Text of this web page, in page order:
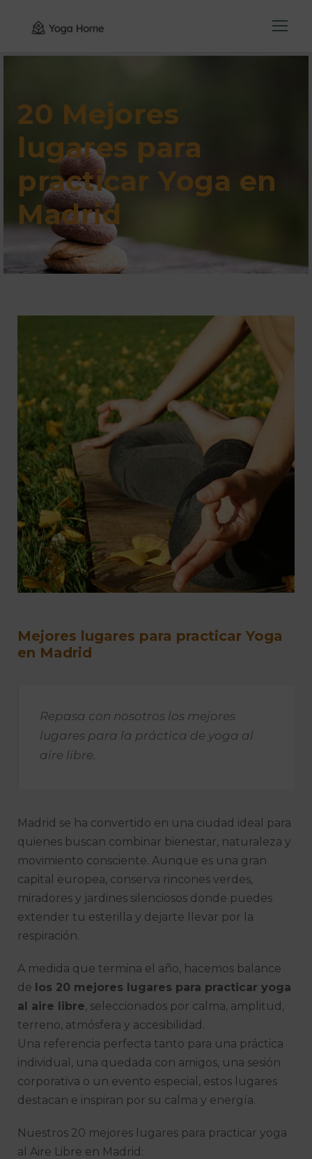
20 Mejores
lugares para
practicar Yoga en
Madrid
Mejores lugares para practicar Yoga
en Madrid
Repasa con nosotros los mejores
lugares para la práctica de yoga al
aire libre.
Madrid se ha convertido en una ciudad ideal para
quienes buscan combinar bienestar, naturaleza y
movimiento consciente. Aunque es una gran
capital europea, conserva rincones verdes,
miradores y jardines silenciosos donde puedes
extender tu esterilla y dejarte llevar por la
respiración.
A medida que termina el año, hacemos balance
de los 20 mejores lugares para practicar yoga
al aire libre, seleccionados por calma, amplitud,
terreno, atmósfera y accesibilidad.
Una referencia perfecta tanto para una práctica
individual, una quedada con amigos, una sesión
corporativa o un evento especial, estos lugares
destacan e inspiran por su calma y energía.
Nuestros 20 mejores lugares para practicar yoga
al Aire Libre en Madrid: